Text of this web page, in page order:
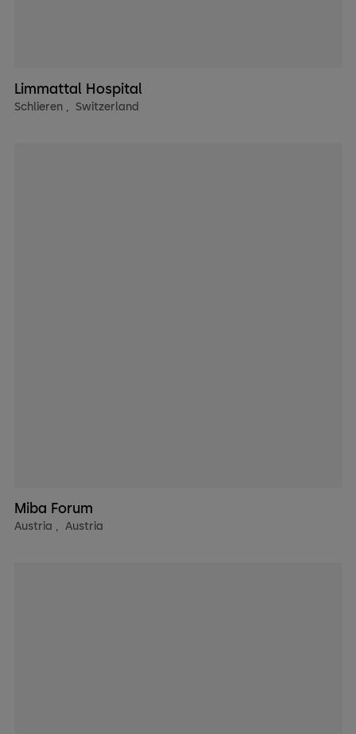
Limmattal Hospital
Schlieren , Switzerland
Miba Forum
Austria , Austria